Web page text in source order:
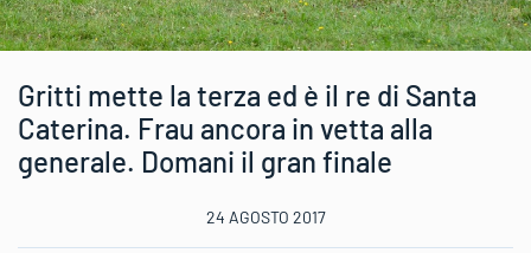
Gritti mette la terza ed è il re di Santa
Caterina. Frau ancora in vetta alla
generale. Domani il gran finale
24 AGOSTO 2017